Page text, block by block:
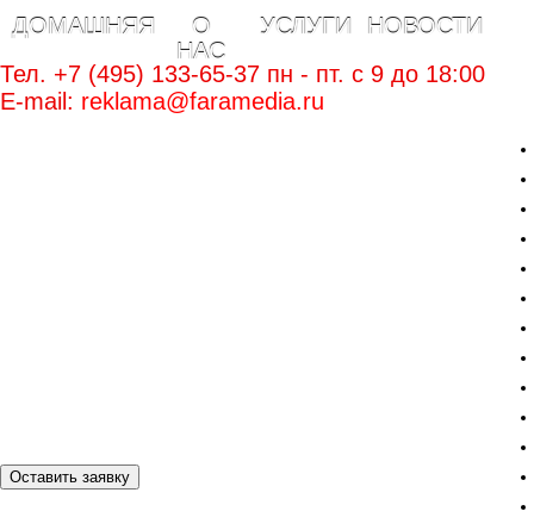
ДОМАШНЯЯ
О
НАС
УСЛУГИ
НОВОСТИ
Тел. +7 (495) 133-65-37 пн - пт. c 9 до 18:00
E-mail: reklama@faramedia.ru
Оставить заявку